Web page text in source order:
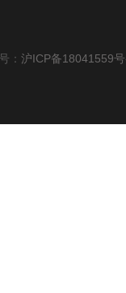
： 沪ICP备18041559